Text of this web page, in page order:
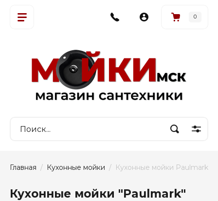
0
Главная / Кухонные мойки /  Кухонные мойки Paulmark
Кухонные мойки "Paulmark"